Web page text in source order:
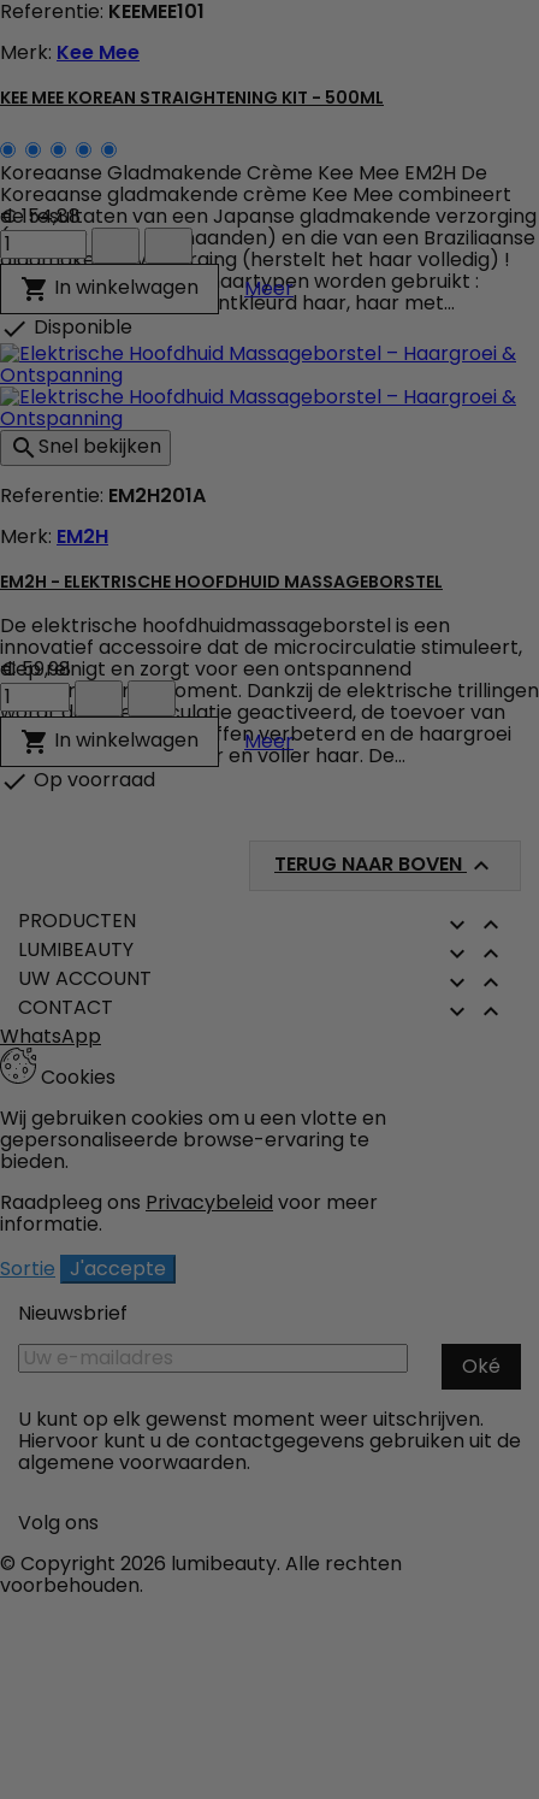
Referentie: KEEMEE101
Merk: Kee Mee
KEE MEE KOREAN STRAIGHTENING KIT - 500ML
Koreaanse Gladmakende Crème Kee Mee EM2H De
Koreaanse gladmakende crème Kee Mee combineert
de resultaten van een Japanse gladmakende verzorging
(stijl haar tot 6 - 8 maanden) en die van een Braziliaanse
gladmakende verzorging (herstelt het haar volledig) !
De crème kan op alle haartypen worden gebruikt :
gekleurd, natuurlijk of ontkleurd haar, haar met...
€ 154,88
Kee
Mee
Korean
Straightening
kit
-
500ml
veld
producthoeveelheid
 In winkelwagen MeerKee Mee Korean
 Disponible
Snel bekijken
Referentie: EM2H201A
Merk: EM2H
EM2H - ELEKTRISCHE HOOFDHUID MASSAGEBORSTEL
De elektrische hoofdhuidmassageborstel is een
innovatief accessoire dat de microcirculatie stimuleert,
diep reinigt en zorgt voor een ontspannend
haarverzorgingsmoment. Dankzij de elektrische trillingen
wordt de bloedcirculatie geactiveerd, de toevoer van
essentiële voedingsstoffen verbeterd en de haargroei
bevorderd voor sterker en voller haar. De...
€ 59,98
EM2H
-
Elektrische
Hoofdhuid
Massageborstel
veld
 In winkelwagen MeerEM2H - Elektrische
 Op voorraad
TERUG NAAR BOVEN 
PRODUCTEN  
LUMIBEAUTY  
UW ACCOUNT  
CONTACT  
WhatsApp
Cookies
Wij gebruiken cookies om u een vlotte en
gepersonaliseerde browse-ervaring te
bieden.
Raadpleeg ons Privacybeleid voor meer
informatie.
Sortie
J'accepte
Nieuwsbrief
U kunt op elk gewenst moment weer uitschrijven.
Hiervoor kunt u de contactgegevens gebruiken uit de
algemene voorwaarden.
Facebook
Twitter
YouTube
Pinterest
Instagram
Volg ons
© Copyright 2026 lumibeauty. Alle rechten
voorbehouden.